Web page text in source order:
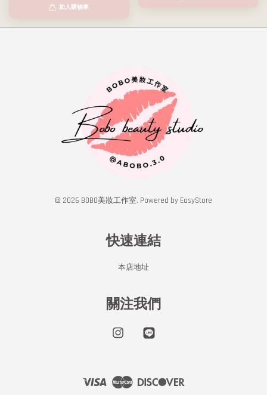
加入購物車
© 2026 BOBO美妝工作室. Powered by EasyStore
快速連結
本店地址
關注我們
Instagram
Visa Master